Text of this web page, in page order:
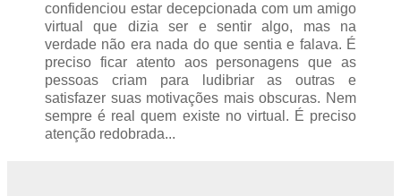
confidenciou estar decepcionada com um amigo
virtual que dizia ser e sentir algo, mas na
verdade não era nada do que sentia e falava. É
preciso ficar atento aos personagens que as
pessoas criam para ludibriar as outras e
satisfazer suas motivações mais obscuras. Nem
sempre é real quem existe no virtual. É preciso
atenção redobrada...